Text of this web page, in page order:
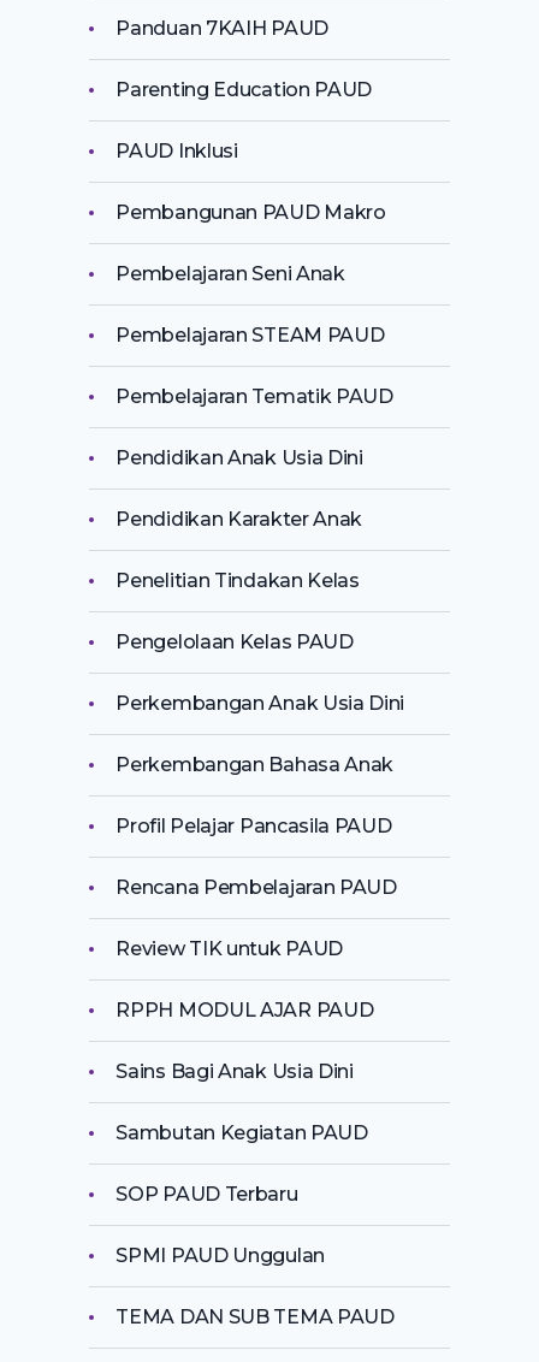
Panduan 7KAIH PAUD
Parenting Education PAUD
PAUD Inklusi
Pembangunan PAUD Makro
Pembelajaran Seni Anak
Pembelajaran STEAM PAUD
Pembelajaran Tematik PAUD
Pendidikan Anak Usia Dini
Pendidikan Karakter Anak
Penelitian Tindakan Kelas
Pengelolaan Kelas PAUD
Perkembangan Anak Usia Dini
Perkembangan Bahasa Anak
Profil Pelajar Pancasila PAUD
Rencana Pembelajaran PAUD
Review TIK untuk PAUD
RPPH MODUL AJAR PAUD
Sains Bagi Anak Usia Dini
Sambutan Kegiatan PAUD
SOP PAUD Terbaru
SPMI PAUD Unggulan
TEMA DAN SUB TEMA PAUD